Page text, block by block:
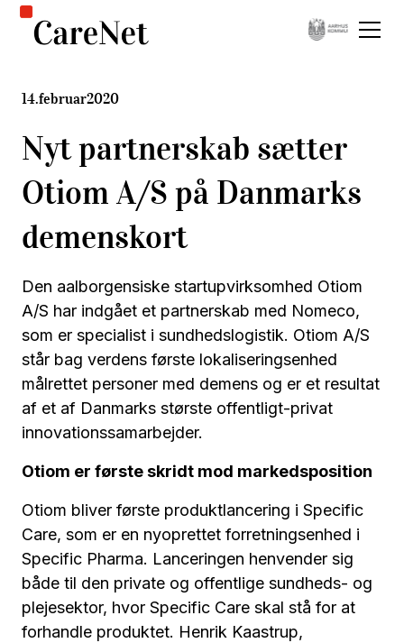
14.februar2020
Nyt partnerskab sætter
Otiom A/S på Danmarks
demenskort
Den aalborgensiske startupvirksomhed Otiom
A/S har indgået et partnerskab med Nomeco,
som er specialist i sundhedslogistik. Otiom A/S
står bag verdens første lokaliseringsenhed
målrettet personer med demens og er et resultat
af et af Danmarks største offentligt-privat
innovationssamarbejder.
Otiom er første skridt mod markedsposition
Otiom bliver første produktlancering i Specific
Care, som er en nyoprettet forretningsenhed i
Specific Pharma. Lanceringen henvender sig
både til den private og offentlige sundheds- og
plejesektor, hvor Specific Care skal stå for at
forhandle produktet. Henrik Kaastrup,